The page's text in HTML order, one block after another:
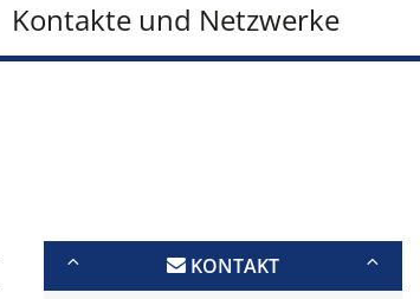
Kontakte und Netzwerke
KONTAKT